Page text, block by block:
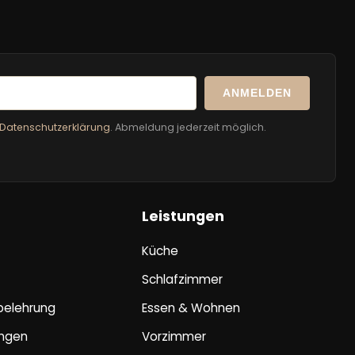
ANMELDEN
Datenschutzerklärung. Abmeldung jederzeit möglich.
Leistungen
Küche
Schlafzimmer
Essen & Wohnen
Vorzimmer